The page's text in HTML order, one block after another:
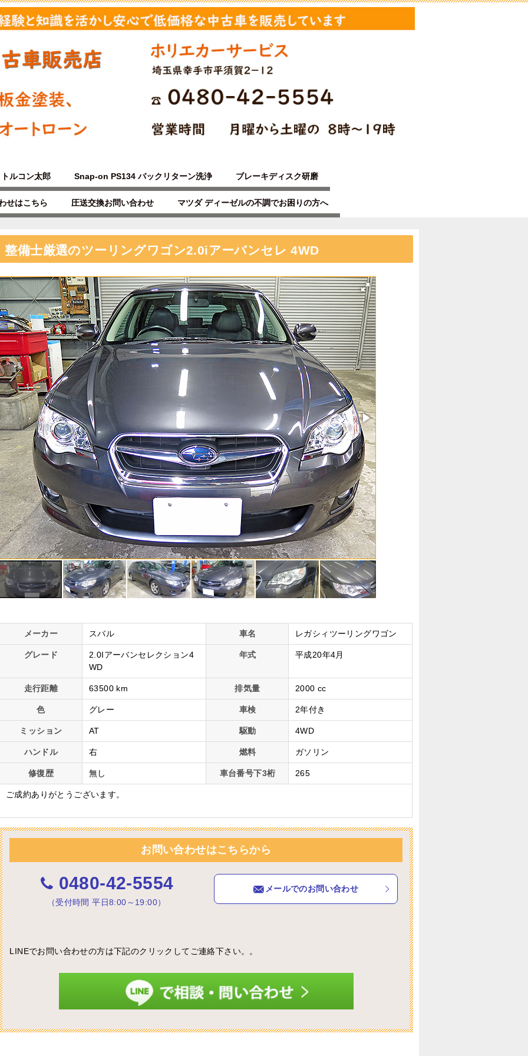
トルコン太郎 Snap-on PS134 バックリターン洗浄 ブレーキディスク研磨
せはこちら 圧送交換お問い合わせ マツダ ディーゼルの不調でお困りの方へ
整備士厳選のツーリングワゴン2.0iアーバンセレ 4WD
メーカー スバル 車名 レガシィツーリングワゴン
グレード
2.0Iアーバンセレクション4
WD
年式 平成20年4月
走行距離 63500 km 排気量 2000 cc
色 グレー 車検 2年付き
ミッション AT 駆動 4WD
ハンドル 右 燃料 ガソリン
修復歴 無し 車台番号下3桁 265
ご成約ありがとうございます。
お問い合わせはこちらから
0480-42-5554
（受付時間 平日8:00～19:00）
メールでのお問い合わせ
LINEでお問い合わせの方は下記のクリックしてご連絡下さい。。